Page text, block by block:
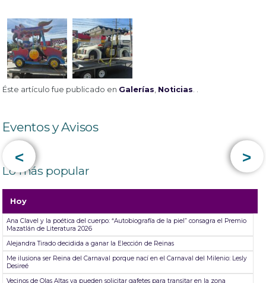
Éste artículo fue publicado en Galerías Noticias
Eventos y Avisos
< >
Lo más popular
Hoy
Ana Clavel y la poética del cuerpo: “Autobiografía de la piel” consagra el Premio
Mazatlán de Literatura 2026
Alejandra Tirado decidida a ganar la Elección de Reinas
Me ilusiona ser Reina del Carnaval porque nací en el Carnaval del Milenio: Lesly
Desireé
Vecinos de Olas Altas ya pueden solicitar gafetes para transitar en la zona